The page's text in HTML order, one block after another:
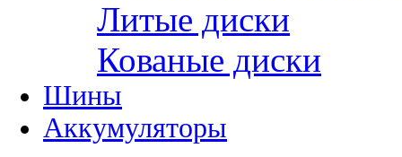
Литые диски
Кованые диски
Шины
Аккумуляторы